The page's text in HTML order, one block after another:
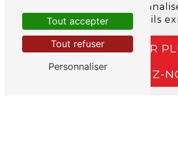
obtenir un devis
bénéficier de nos conseils
EN SAVOIR
CONTACTEZ-
Tout accepter
Tout refuser
Personnaliser